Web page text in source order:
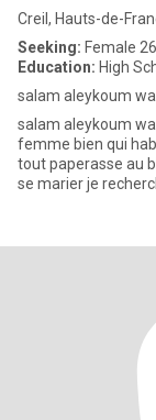
Creil, Hauts-de-
Seeking: Female
Education: High
salam aleykoum
salam aleykoum
femme bien qui
tout paperasse au
se marier je